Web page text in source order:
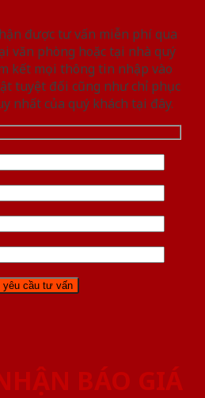
được tư vấn miễn phí qua
văn phòng hoặc tại nhà quý
kết mọi thông tin nhập vào
tuyệt đối cũng như chỉ phục
nhất của quý khách tại đây.
BÁO GIÁ